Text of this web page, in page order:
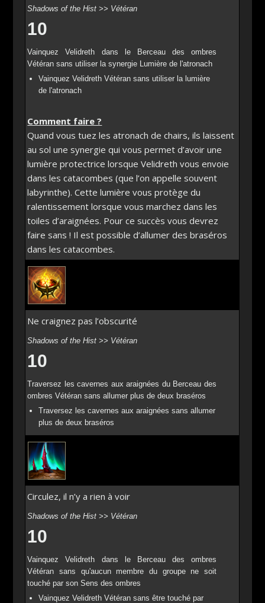
Shadows of the Hist >> Vétéran
10
Vainquez Velidreth dans le Berceau des ombres
Vétéran sans utiliser la synergie Lumière de l'atronach
Vainquez Velidreth Vétéran sans utiliser la lumière
de l'atronach
Comment faire ?
Quand vous tuez les atronach de chairs, ils laissent
au sol une synergie qui vous permet d’avoir une
lumière protectrice lorsque Velidreth vous envoie
dans les catacombes (que l’on appelle souvent
labyrinthe). Cette lumière vous protège du
ralentissement lorsque vous marchez dans les
toiles d’araignées. Pour ce succès vous devrez
faire sans ! Il est possible d’allumer des braséros
dans les catacombes.
Ne craignez pas l’obscurité
Shadows of the Hist >> Vétéran
10
Traversez les cavernes aux araignées du Berceau des
ombres Vétéran sans allumer plus de deux braséros
Traversez les cavernes aux araignées sans allumer
plus de deux braséros
Circulez, il n’y a rien à voir
Shadows of the Hist >> Vétéran
10
Vainquez Velidreth dans le Berceau des ombres
Vétéran sans qu'aucun membre du groupe ne soit
touché par son Sens des ombres
Vainquez Velidreth Vétéran sans être touché par